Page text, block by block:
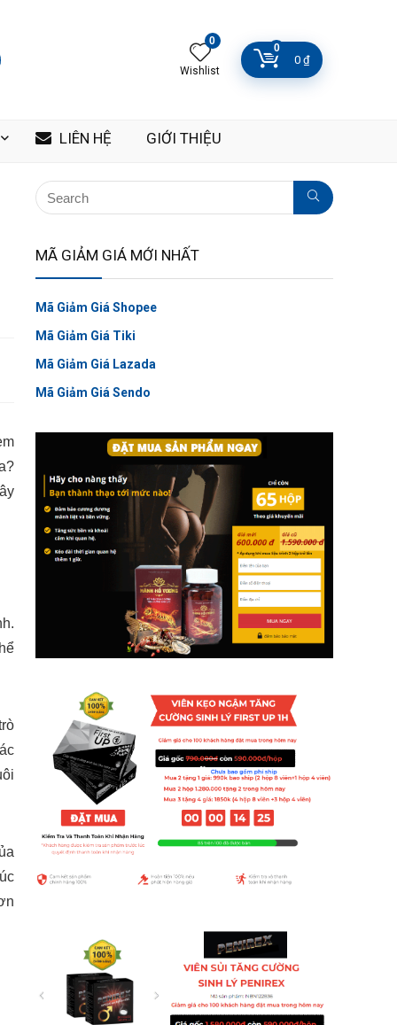
0
Wishlist
0
0 ₫
LIÊN HỆ GIỚI THIỆU
MÃ GIẢM GIÁ MỚI NHẤT
Mã Giảm Giá Shopee
Mã Giảm Giá Tiki
Mã Giảm Giá Lazada
Mã Giảm Giá Sendo